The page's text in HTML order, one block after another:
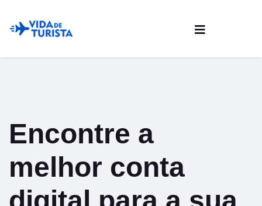
Encontre a
melhor conta